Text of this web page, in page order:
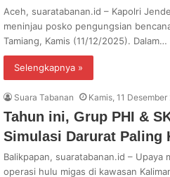
Aceh, suaratabanan.id – Kapolri
meninjau posko pengungsian
Tamiang, Kamis (11/12/2025). Dalam…
Selengkapnya »
Suara Tabanan Kamis, 11
Tahun ini, Grup PHI &
Simulasi Darurat Paling
Balikpapan, suaratabanan.id – Upaya
operasi hulu migas di kawasan